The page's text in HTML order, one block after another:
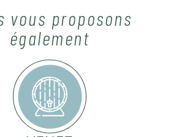
vous proposons
également